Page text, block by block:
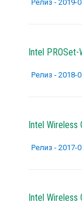
Релиз - 2019-
Intel PROSet-
Релиз - 2018-
Intel Wireless
Релиз - 2017-
Intel Wireless